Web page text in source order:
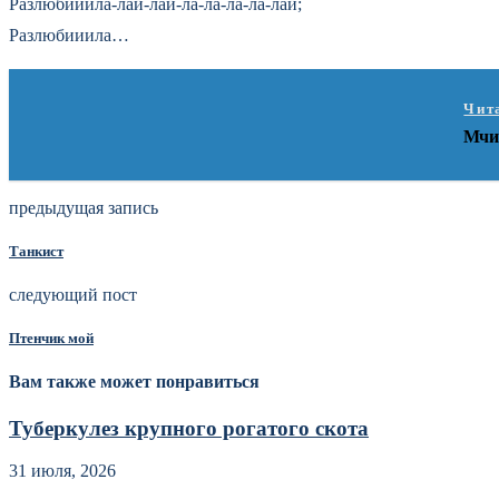
Разлюбииила…
предыдущая запись
Танкист
следующий пост
Птенчик мой
Вам также может понравиться
Туберкулез крупного рогатого скота
31 июля, 2026